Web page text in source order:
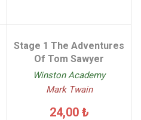
Stage 1 The Adventures
Of Tom Sawyer
Winston Academy
Mark Twain
24,00 ₺